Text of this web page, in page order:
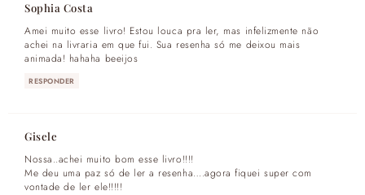
Sophia Costa
Amei muito esse livro! Estou louca pra ler, mas infelizmente não
achei na livraria em que fui. Sua resenha só me deixou mais
animada! hahaha beeijos
RESPONDER
Gisele
Nossa..achei muito bom esse livro!!!!
Me deu uma paz só de ler a resenha….agora fiquei super com
vontade de ler ele!!!!!